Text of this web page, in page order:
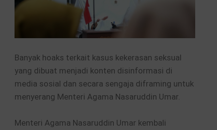
Banyak hoaks terkait kasus kekerasan seksual
yang dibuat menjadi konten disinformasi di
media sosial dan secara sengaja diframing untuk
menyerang Menteri Agama Nasaruddin Umar.
Menteri Agama Nasaruddin Umar kembali